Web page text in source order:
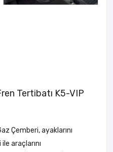
Tertibatı K5-VIP
Çemberi, ayaklarını
araçlarını